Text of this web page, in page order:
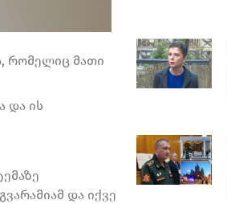
რომელიც მათი
და ის
და იქვე